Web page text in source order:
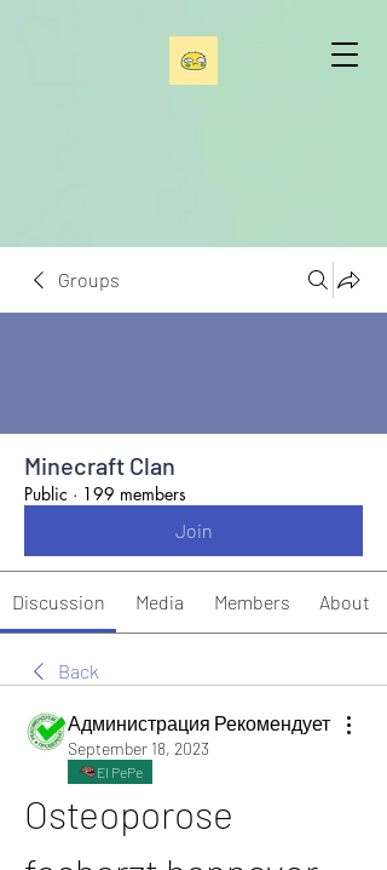
Groups
Minecraft Clan
Public · 199 members
Join
Discussion Media Members About
Back
Администрация Рекомендует
September 18, 2023
El PePe
Osteoporose